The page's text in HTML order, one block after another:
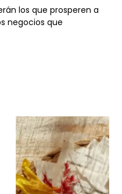
los que prosperen a
negocios que